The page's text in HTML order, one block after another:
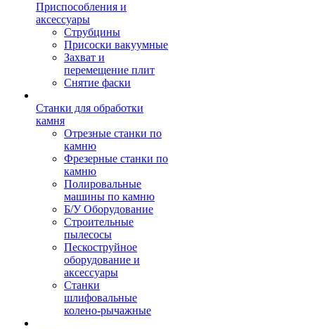
Приспособления и
аксессуары
Струбцины
Присоски вакуумные
Захват и
перемещение плит
Снятие фаски
Станки для обработки
камня
Отрезные станки по
камню
Фрезерные станки по
камню
Полировальные
машины по камню
Б/У Оборудование
Строительные
пылесосы
Пескоструйное
оборудование и
аксессуары
Станки
шлифовальные
колено-рычажные